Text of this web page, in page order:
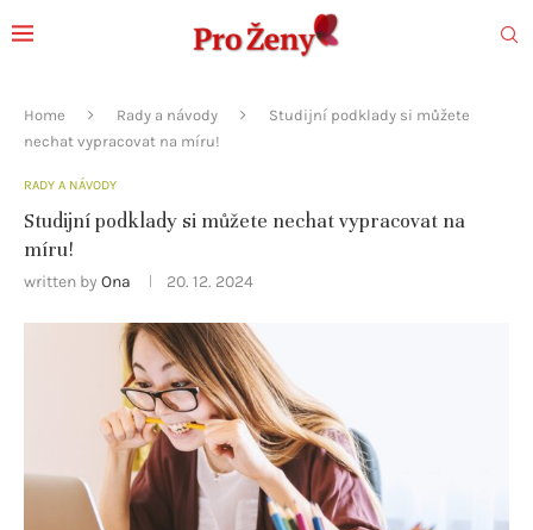
Home Rady a návody
Studijní podklady si můžete
nechat vypracovat na míru!
RADY A NÁVODY
Studijní podklady si můžete nechat vypracovat na
míru!
written by Ona 20. 12. 2024